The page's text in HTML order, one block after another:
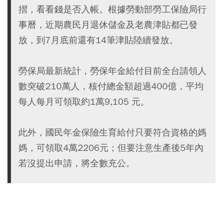
摺，看看錢是否入帳。根據勞動部勞工保險局行
事曆，近期農民月退休儲金及老農津貼都已發
放，到7月底前還有14筆津貼陸續發放。
勞保局最新統計，勞保年金給付目前全台請領人
數突破210萬人，核付總金額超過400億，平均
每人每月可領取約1萬9,105 元。
此外，國民年金保險生育給付只要符合資格的媽
媽，可領取4萬2206元；但要注意生產後5年內
若沒提出申請，將全數充公。